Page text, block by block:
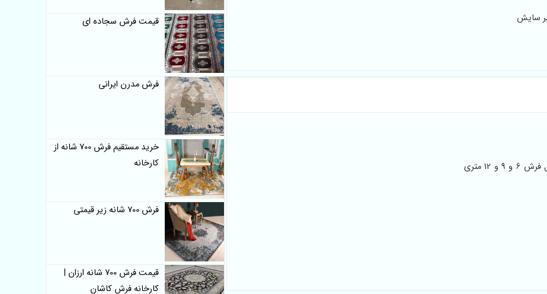
سایش
تولید در ابعاد استاندارد کامل شامل فرش 6 و 9 و 12 متری
قیمت فرش سجاده ای
فرش مدرن ایرانی
خرید مستقیم فرش 700 شانه از
کارخانه
فرش 700 شانه زیر قیمتی
قیمت فرش 700 شانه ارزان |
کارخانه فرش کاشان